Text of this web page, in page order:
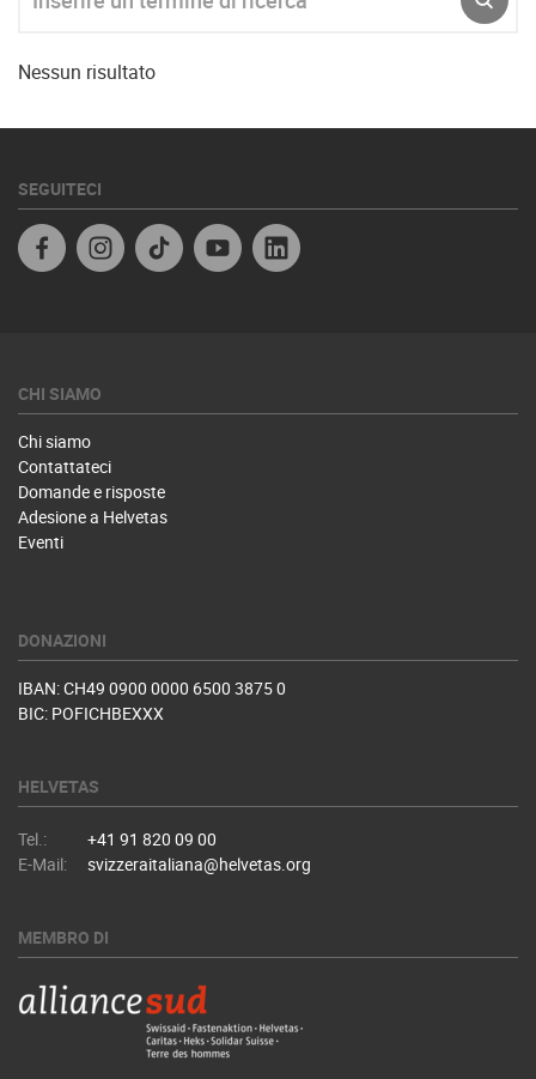
INVIA
Nessun risultato
SEGUITECI
Facebook ITInstagramTikTok Youtube
CHI SIAMO
Chi siamo
Contattateci
Domande e risposte
Adesione a Helvetas
Eventi
DONAZIONI
IBAN: CH49 0900 0000 6500 3875 0
BIC: POFICHBEXXX
HELVETAS
Tel.:
+41 91 820 09 00
E-Mail:
svizzeraitaliana@helvetas.org
MEMBRO DI